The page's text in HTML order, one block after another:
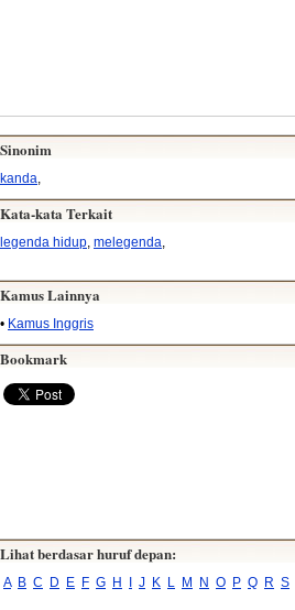
Sinonim
kanda
Kata-kata Terkait
legenda hidup, melegenda,
Kamus Lainnya
• Kamus Inggris
Bookmark
Lihat berdasar huruf depan:
A B C D E F G H I J K L M N O P Q R S